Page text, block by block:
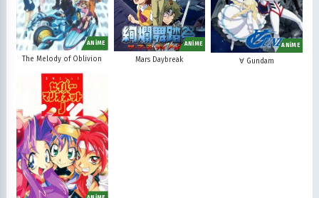
ANİME
The Melody of Oblivion
ANİME
Mars Daybreak
ANİME
∀ Gundam